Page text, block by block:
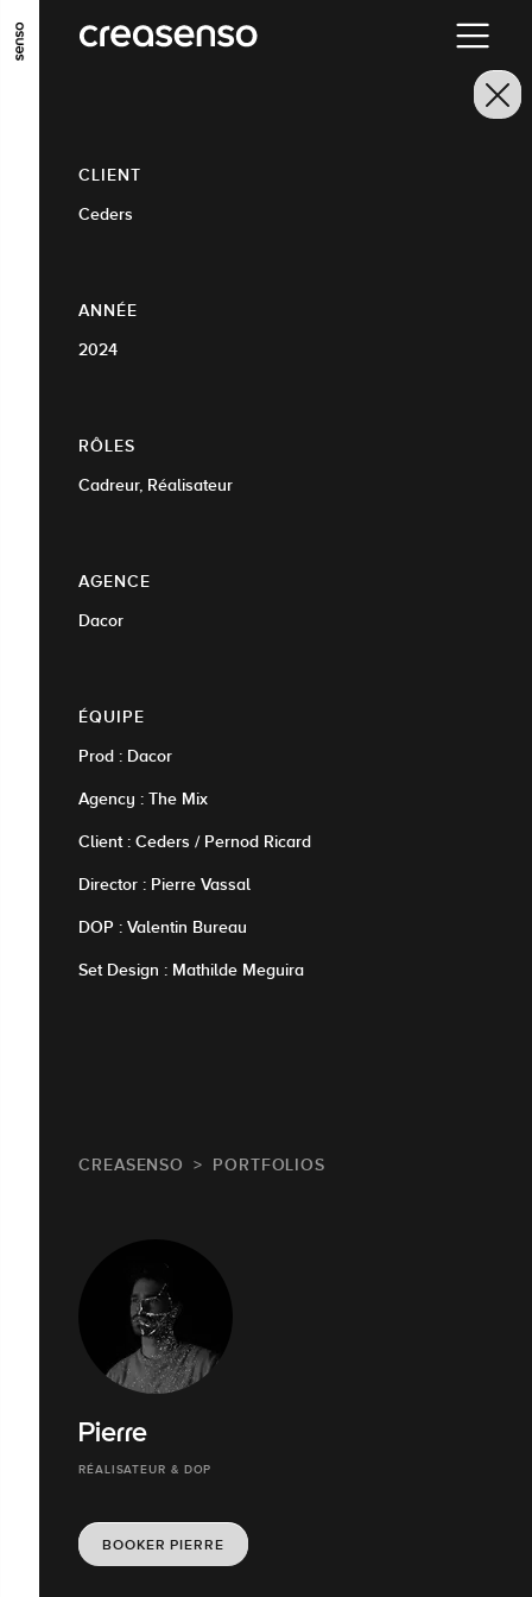
ALLER AU CONTENU PRINCIPAL
CLIENT
Ceders
ANNÉE
2024
RÔLES
Cadreur, Réalisateur
AGENCE
Dacor
ÉQUIPE
Prod : Dacor
Agency : The Mix
Client : Ceders / Pernod Ricard
Director : Pierre Vassal
DOP : Valentin Bureau
Set Design : Mathilde Meguira
CREASENSO PORTFOLIOS
Pierre
RÉALISATEUR & DOP
BOOKER PIERRE